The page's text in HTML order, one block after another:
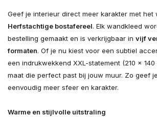
Geef je interieur direct meer karakter met het
Herfstachtige bostafereel. Elk wandkleed
bestelling gemaakt en is verkrijgbaar in vijf
formaten. Of je nu kiest voor een subtiel
een indrukwekkend XXL-statement (210 ×
maat die perfect past bij jouw muur. Zo geef
eenvoudig meer sfeer en karakter.
Warme en stijlvolle uitstraling